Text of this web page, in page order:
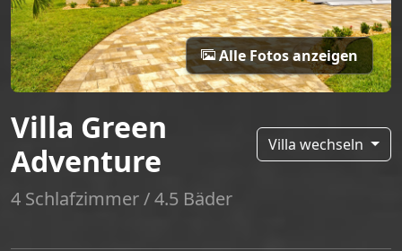
Alle Fotos anzeigen
Villa Green
Adventure
Villa wechseln
4 Schlafzimmer / 4.5 Bäder